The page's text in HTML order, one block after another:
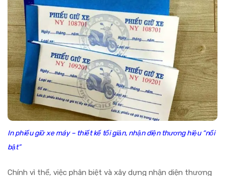
In phiếu giữ xe máy – thiết kế tối giản, nhận diện thương hiệu “nổi
bật”
Chính vì thế, việc phân biệt và xây dựng nhận diện thương